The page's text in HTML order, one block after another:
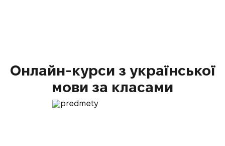
Онлайн-курси з української
мови за класами